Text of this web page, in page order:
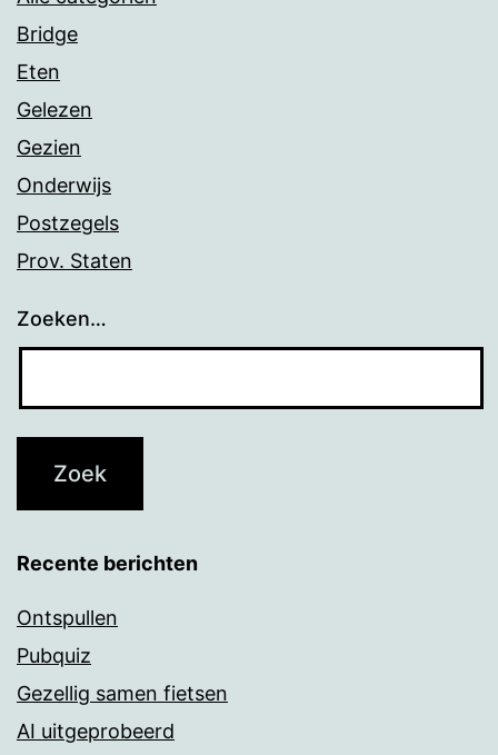
Bridge
Eten
Gelezen
Gezien
Onderwijs
Postzegels
Prov. Staten
Zoeken…
Recente berichten
Ontspullen
Pubquiz
Gezellig samen fietsen
AI uitgeprobeerd